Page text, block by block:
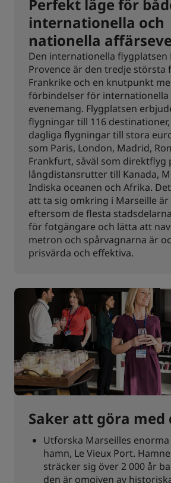
Perfekt läge för
internationella och
nationella
Den internationella flygplatsen
Provence är den tredje största
Frankrike och en knutpunkt
förbindelser för internationella
evenemang. Flygplatsen
flygningar till 116
dagliga flygningar till stora
som Paris, London, Madrid,
Frankfurt, såväl som direktflyg
långdistansrutter till Kanada,
Indiska oceanen och Afrika.
att ta sig omkring i Marseille
eftersom de flesta
för fotgängare och lätta att
metron och spårvagnarna är
prisvärda och effektiva.
Saker att göra med
Utforska Marseilles
hamn, Le Vieux Port.
sträcker sig över 2 000 år
den är omgiven av